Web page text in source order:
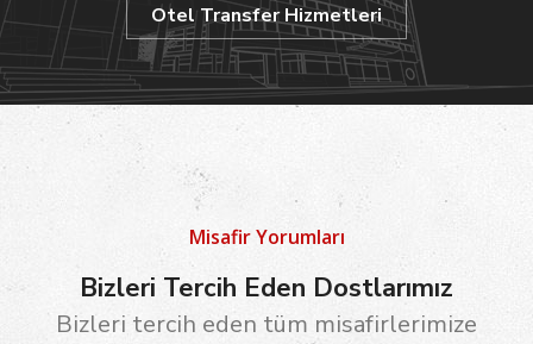
Otel Transfer Hizmetleri
Misafir Yorumları
Bizleri Tercih Eden Dostlarımız
Bizleri tercih eden tüm misafirlerimize